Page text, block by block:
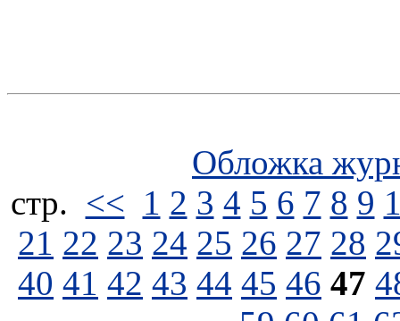
Обложка
стp. << 1 2 3 4 5 6 7 8 9
21 22 23 24 25 26 27 28
40 41 42 43 44 45 46 47